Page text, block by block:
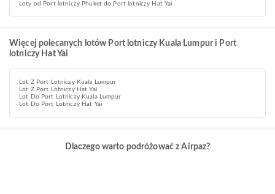
Loty od Port lotniczy Phuket do Port lotniczy Hat Yai
Więcej polecanych lotów Port lotniczy Kuala Lumpur i Port
lotniczy Hat Yai
Lot Z Port Lotniczy Kuala Lumpur
Lot Z Port Lotniczy Hat Yai
Lot Do Port Lotniczy Kuala Lumpur
Lot Do Port Lotniczy Hat Yai
Dlaczego warto podróżować z Airpaz?